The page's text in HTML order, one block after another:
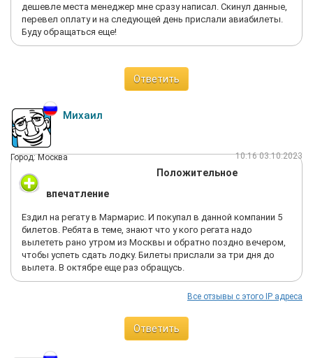
дешевле места менеджер мне сразу написал. Скинул данные,
перевел оплату и на следующей день прислали авиабилеты.
Буду обращаться еще!
Ответить
Михаил
Город: Москва 10:16 03.10.2023
Положительное
впечатление
Ездил на регату в Мармарис. И покупал в данной компании 5
билетов. Ребята в теме, знают что у кого регата надо
вылететь рано утром из Москвы и обратно поздно вечером,
чтобы успеть сдать лодку. Билеты прислали за три дня до
вылета. В октябре еще раз обращусь.
Все отзывы с этого IP адреса
Ответить